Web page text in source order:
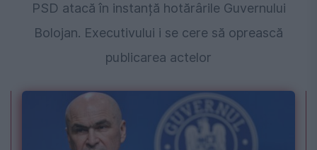
PSD atacă în instanță hotărârile Guvernului
Bolojan. Executivului i se cere să oprească
publicarea actelor